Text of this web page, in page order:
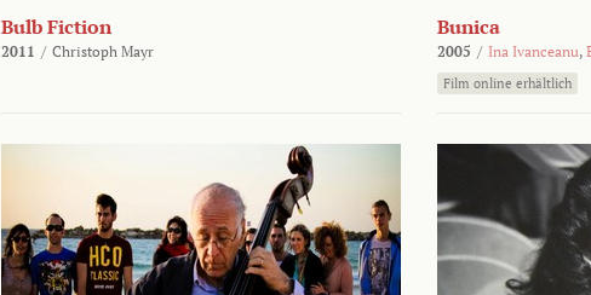
Bulb Fiction
2011 / Christoph Mayr
Bunica
2005 / Ina Ivanceanu,
Film online erhältlich